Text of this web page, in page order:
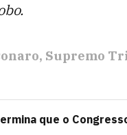
Supremo
que o